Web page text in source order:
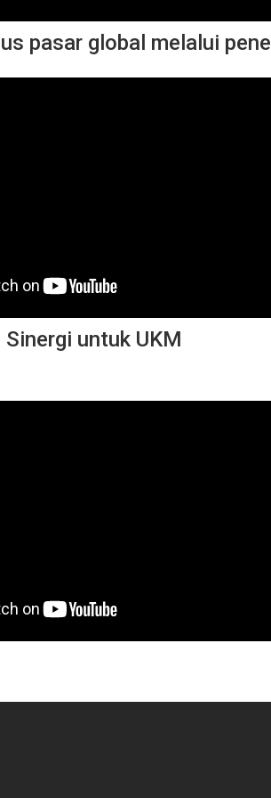
pasar global melalui
Sinergi untuk UKM